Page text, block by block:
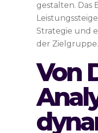
gestalten. Das
Strategie und
der Zielgruppe.
Von